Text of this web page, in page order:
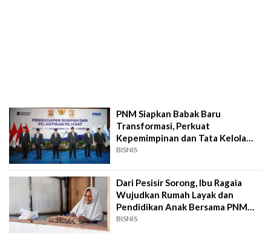
PNM Siapkan Babak Baru
Transformasi, Perkuat
Kepemimpinan dan Tata Kelola
Perusahaan
BISNIS
Dari Pesisir Sorong, Ibu Ragaia
Wujudkan Rumah Layak dan
Pendidikan Anak Bersama PNM
Mekaar
BISNIS